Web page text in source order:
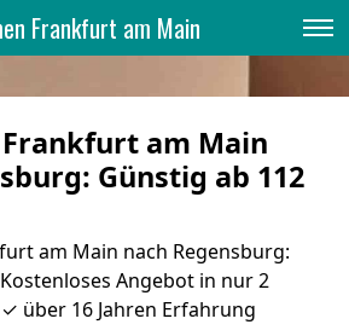
Frankfurt am Main
am Main
Günstig ab 112
am Main nach Regensburg:
Angebot in nur 2
über 16 Jahren Erfahrung